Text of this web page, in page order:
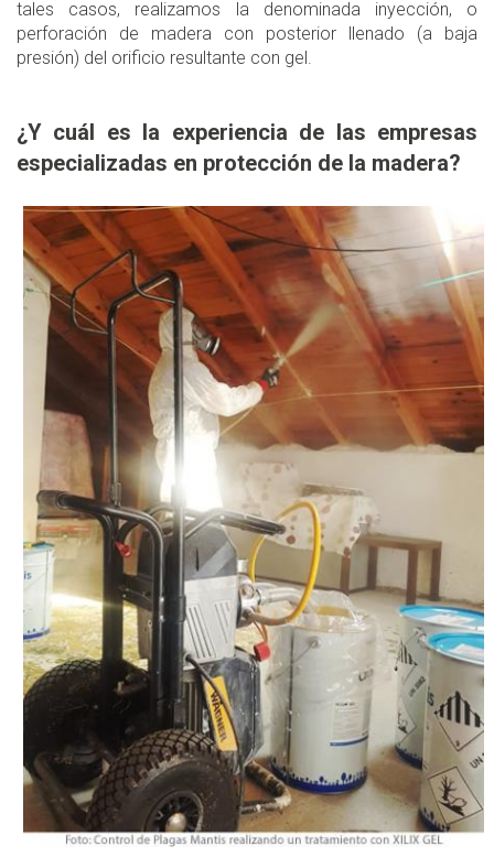
tales casos, realizamos la denominada inyección, o
perforación de madera con posterior llenado (a baja
presión) del orificio resultante con gel.
¿Y cuál es la experiencia de las empresas
especializadas en protección de la madera?